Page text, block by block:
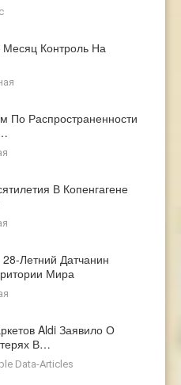
Контроль На
По Распространенности
В Копенгагене
28-Летний Датчанин
Мира
Aldi Заявило О
В…
Data-Articles